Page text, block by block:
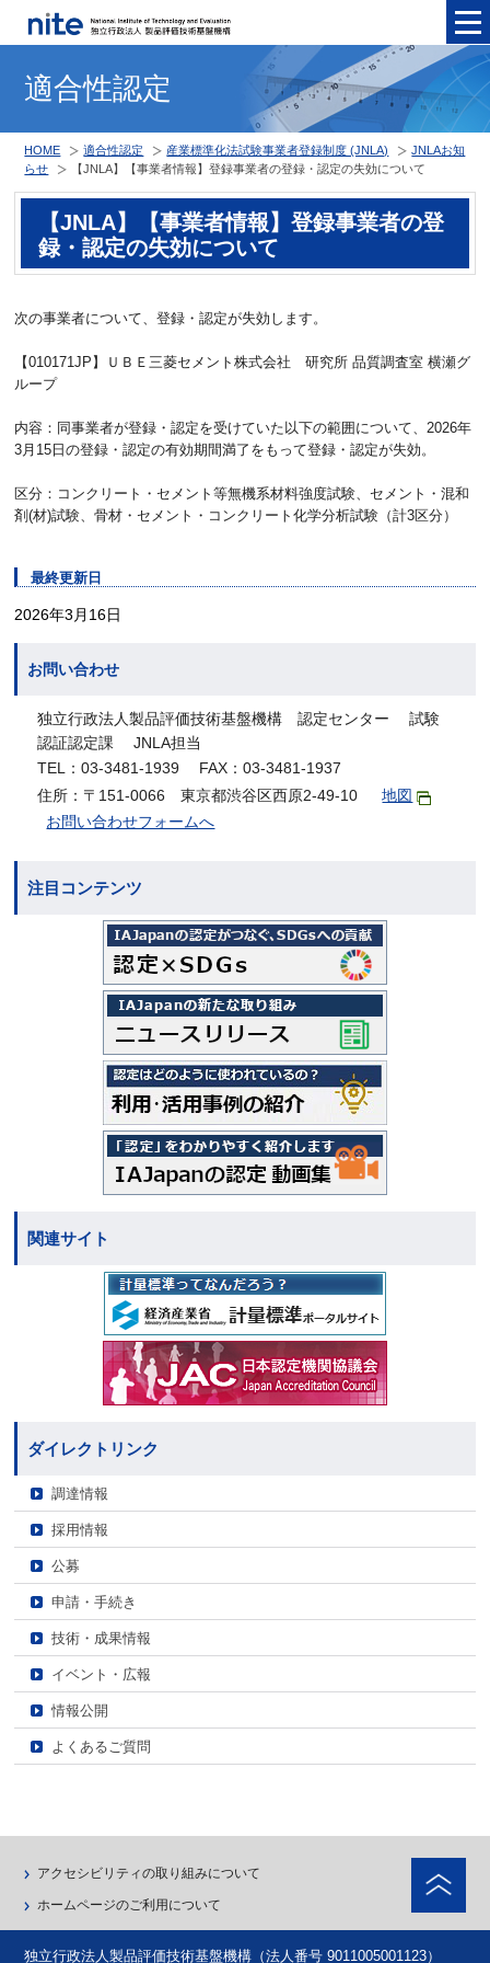
適合性認定
HOME 適合性認定 産業標準化法試験事業者登録制度 (JNLA)
JNLAお知
らせ
【JNLA】【事業者情報】登録事業者の登録・認定の失効について
【JNLA】【事業者情報】登録事業者の登
録・認定の失効について
次の事業者について、登録・認定が失効します。
【010171JP】ＵＢＥ三菱セメント株式会社 研究所 品質調査室 横瀬グ
ループ
内容：同事業者が登録・認定を受けていた以下の範囲について、2026年
3月15日の登録・認定の有効期間満了をもって登録・認定が失効。
区分：コンクリート・セメント等無機系材料強度試験、セメント・混和
剤(材)試験、骨材・セメント・コンクリート化学分析試験（計3区分）
最終更新日
2026年3月16日
お問い合わせ
独立行政法人製品評価技術基盤機構 認定センター 試験
認証認定課 JNLA担当
TEL：03-3481-1939 FAX：03-3481-1937
住所：〒151-0066 東京都渋谷区西原2-49-10
地図
お問い合わせフォームへ
注目コンテンツ
関連サイト
ダイレクトリンク
調達情報
採用情報
公募
申請・手続き
技術・成果情報
イベント・広報
情報公開
よくあるご質問
アクセシビリティの取り組みについて
ホームページのご利用について
独立行政法人製品評価技術基盤機構（法人番号 9011005001123）